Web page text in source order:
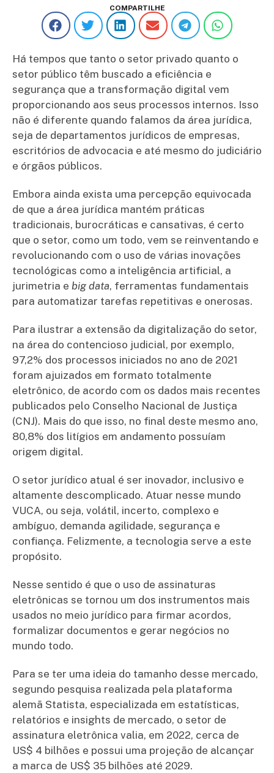
COMPARTILHE
Há tempos que tanto o setor privado quanto o
setor público têm buscado a eficiência e
segurança que a transformação digital vem
proporcionando aos seus processos internos. Isso
não é diferente quando falamos da área jurídica,
seja de departamentos jurídicos de empresas,
escritórios de advocacia e até mesmo do judiciário
e órgãos públicos.
Embora ainda exista uma percepção equivocada
de que a área jurídica mantém práticas
tradicionais, burocráticas e cansativas, é certo
que o setor, como um todo, vem se reinventando e
revolucionando com o uso de várias inovações
tecnológicas como a inteligência artificial, a
jurimetria e big data, ferramentas fundamentais
para automatizar tarefas repetitivas e onerosas.
Para ilustrar a extensão da digitalização do setor,
na área do contencioso judicial, por exemplo,
97,2% dos processos iniciados no ano de 2021
foram ajuizados em formato totalmente
eletrônico, de acordo com os dados mais recentes
publicados pelo Conselho Nacional de Justiça
(CNJ). Mais do que isso, no final deste mesmo ano,
80,8% dos litígios em andamento possuíam
origem digital.
O setor jurídico atual é ser inovador, inclusivo e
altamente descomplicado. Atuar nesse mundo
VUCA, ou seja, volátil, incerto, complexo e
ambíguo, demanda agilidade, segurança e
confiança. Felizmente, a tecnologia serve a este
propósito.
Nesse sentido é que o uso de assinaturas
eletrônicas se tornou um dos instrumentos mais
usados no meio jurídico para firmar acordos,
formalizar documentos e gerar negócios no
mundo todo.
Para se ter uma ideia do tamanho desse mercado,
segundo pesquisa realizada pela plataforma
alemã Statista, especializada em estatísticas,
relatórios e insights de mercado, o setor de
assinatura eletrônica valia, em 2022, cerca de
US$ 4 bilhões e possui uma projeção de alcançar
a marca de US$ 35 bilhões até 2029.